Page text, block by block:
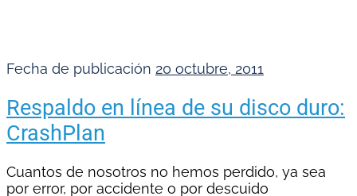
Fecha de publicación 20 octubre, 2011
Respaldo en línea de su disco duro:
CrashPlan
Cuantos de nosotros no hemos perdido, ya sea
por error, por accidente o por descuido